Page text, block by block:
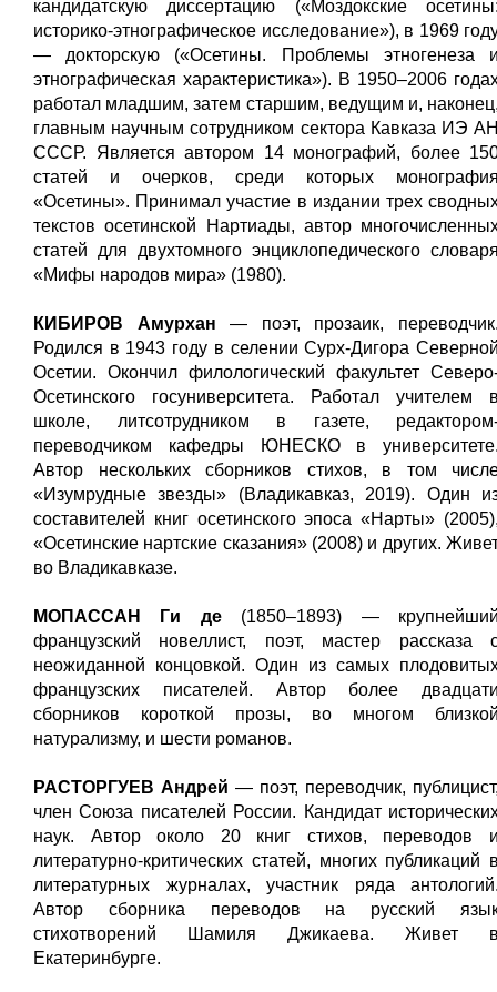
кандидатскую диссертацию («Моздокские
историко-этнографическое исследование»), в 1969
— докторскую («Осетины. Проблемы этногенеза
этнографическая характеристика»). В 1950–2006
работал младшим, затем старшим, ведущим и,
главным научным сотрудником сектора Кавказа ИЭ
СССР. Является автором 14 монографий, более
статей и очерков, среди которых
«Осетины». Принимал участие в издании трех
текстов осетинской Нартиады, автор
статей для двухтомного энциклопедического
«Мифы народов мира» (1980).
КИБИРОВ Амурхан— поэт, прозаик,
Родился в 1943 году в селении Сурх-Дигора
Осетии. Окончил филологический факультет
Осетинского госуниверситета. Работал учителем
школе, литсотрудником в газете,
переводчиком кафедры ЮНЕСКО в
Автор нескольких сборников стихов, в том
«Изумрудные звезды» (Владикавказ, 2019). Один
составителей книг осетинского эпоса «Нарты»
«Осетинские нартские сказания» (2008) и других.
во Владикавказе.
МОПАССАН Ги де (1850–1893) —
французский новеллист, поэт, мастер рассказа
неожиданной концовкой. Один из самых
французских писателей. Автор более
сборников короткой прозы, во многом
натурализму, и шести романов.
РАСТОРГУЕВ Андрей — поэт, переводчик,
член Союза писателей России. Кандидат
наук. Автор около 20 книг стихов, переводов
литературно-критических статей, многих публикаций
литературных журналах, участник ряда
Автор сборника переводов на русский
стихотворений Шамиля Джикаева. Живет
Екатеринбурге.